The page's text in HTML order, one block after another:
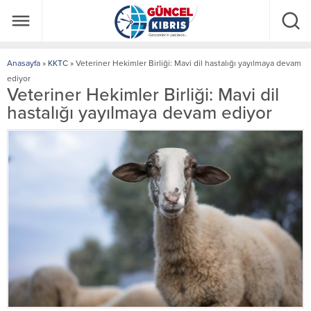
Anasayfa » KKTC » Veteriner Hekimler Birliği: Mavi dil hastalığı yayılmaya devam
ediyor
Veteriner Hekimler Birliği: Mavi dil
hastalığı yayılmaya devam ediyor